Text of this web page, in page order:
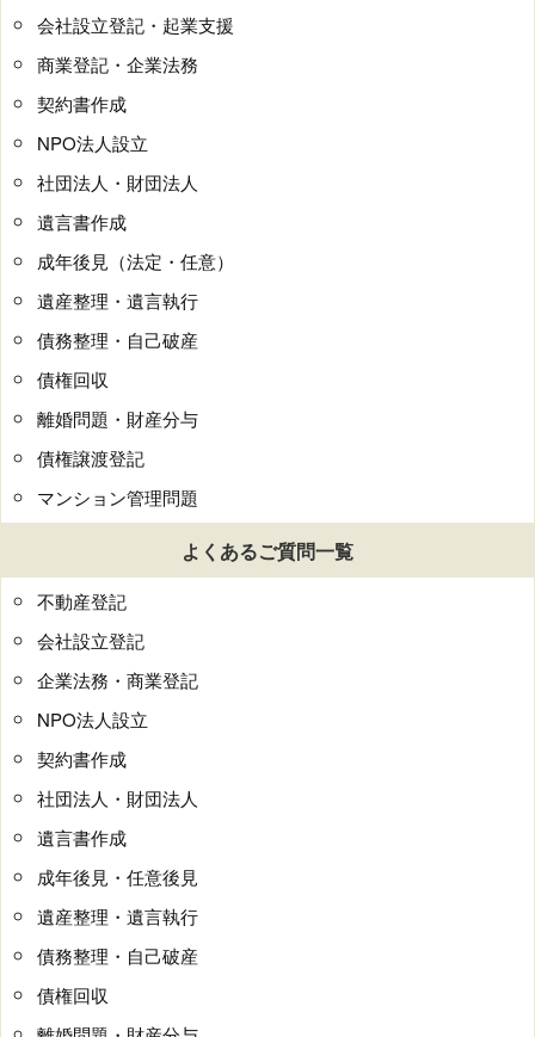
会社設立登記・起業支援
商業登記・企業法務
契約書作成
NPO法人設立
社団法人・財団法人
遺言書作成
成年後見（法定・任意）
遺産整理・遺言執行
債務整理・自己破産
債権回収
離婚問題・財産分与
債権譲渡登記
マンション管理問題
よくあるご質問一覧
不動産登記
会社設立登記
企業法務・商業登記
NPO法人設立
契約書作成
社団法人・財団法人
遺言書作成
成年後見・任意後見
遺産整理・遺言執行
債務整理・自己破産
債権回収